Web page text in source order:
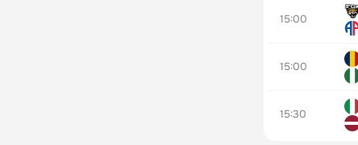
15:00
15:00
15:30